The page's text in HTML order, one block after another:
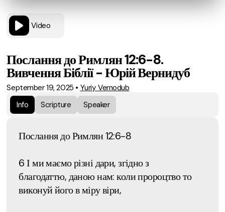
Video
Послання до Римлян 12:6-8.
Вивчення Біблії - Юрій Вернидуб
September 19, 2025 • Yuriy Vernodub
Info
Scripture Speaker
Послання до Римлян 12:6-8
6 І ми маємо різні дари, згідно з
благодаттю, даною нам: коли пророцтво то
виконуй його в міру віри,